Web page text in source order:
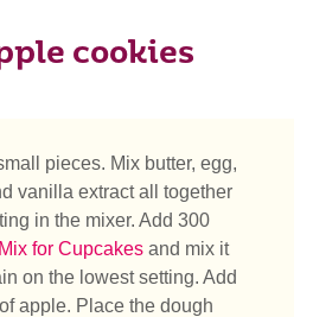
cookies
pieces. Mix butter, egg,
vanilla extract all together
in the mixer. Add 300
for Cupcakes and mix it
on the lowest setting. Add
apple. Place the dough